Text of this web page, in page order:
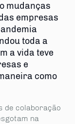
mudanças
empresas
toda a
a vida teve
e
como
de colaboração
na